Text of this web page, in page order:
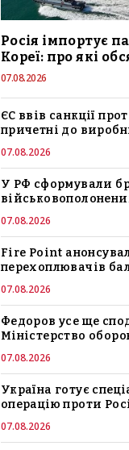
Росія імпортує
Кореї: про які
07.08.2026
ЄС ввів санкції
причетні до
07.08.2026
У РФ сформували
07.08.2026
Fire Point
перехоплювачів
07.08.2026
Федоров усе ще
Міністерство
07.08.2026
Україна готує
операцію проти
07.08.2026